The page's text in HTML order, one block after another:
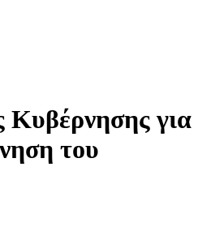
Κυβέρνησης για
του